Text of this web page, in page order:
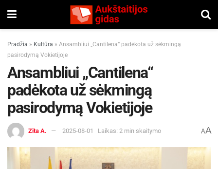
Pradžia » Kultūra » Ansambliui „Cantilena“ padėkota už sėkmingą
pasirodymą Vokietijoje
Ansambliui „Cantilena“
padėkota už sėkmingą
pasirodymą Vokietijoje
Zita A. 2025-08-01 Laikas: 2 min skaitymo AA